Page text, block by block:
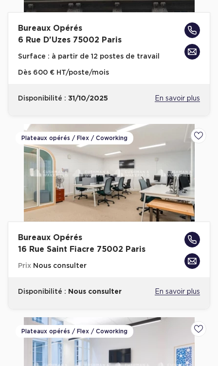
Cas Clients
Bureaux Opérés
6 Rue D'Uzes 75002 Paris
Surface : à partir de 12 postes de travail
Dès 600 € HT/poste/mois
Disponibilité : 31/10/2025 En savoir plus
Plateaux opérés / Flex / Coworking
Bureaux Opérés
16 Rue Saint Fiacre 75002 Paris
Prix Nous consulter
Disponibilité : Nous consulter En savoir plus
Plateaux opérés / Flex / Coworking